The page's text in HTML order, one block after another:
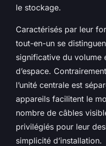
le stockage.
Caractérisés par leur
tout-en-un se
significative du volume
d’espace.
l’unité centrale est
appareils facilitent le
nombre de câbles
privilégiés pour leur
simplicité d’installation.